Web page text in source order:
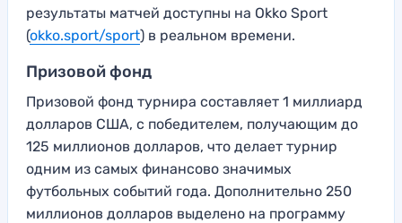
результаты матчей доступны на Okko Sport
(okko.sport/sport) в реальном времени.
Призовой фонд
Призовой фонд турнира составляет 1 миллиард
долларов США, с победителем, получающим до
125 миллионов долларов, что делает турнир
одним из самых финансово значимых
футбольных событий года. Дополнительно 250
миллионов долларов выделено на программу